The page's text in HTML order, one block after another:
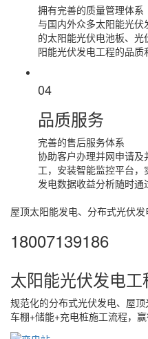
拥有完善的质量管理体系
与国内外众多太阳能光
的太阳能光伏电池板、
阳能光伏发电工程的品质
04
品质服务
完善的售后服务体系
协助客户办理并网申请
工，安装智能监控平台，
发电数据收益分析随时通
屋顶太阳能发电、分布式光伏发
18007139186
太阳能光伏发电工
规范化的分布式光伏发电、屋
车棚+储能+充电桩施工流程，